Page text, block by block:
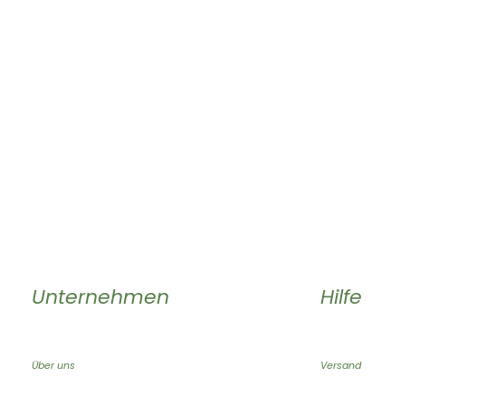
Unternehmen
Über uns
Hilfe
Versand